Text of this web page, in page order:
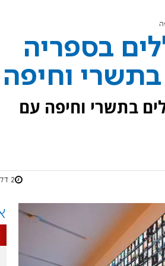
בספריה
וחיפה
בתשרי וחיפה עם
2 דקות